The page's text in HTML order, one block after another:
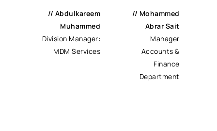
// Abdulkareem
Muhammed
Division Manager:
MDM Services
// Mohammed
Abrar Sait
Manager
Accounts &
Finance
Department